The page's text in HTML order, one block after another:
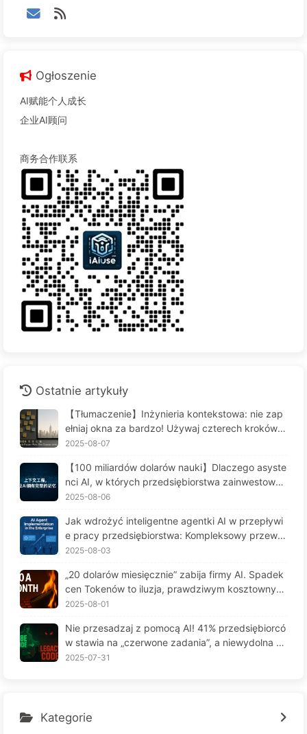
Ogłoszenie
AI赋能个人成长
企业AI顾问
商务合作联系
Ostatnie artykuły
【Tłumaczenie】Inżynieria kontekstowa: nie zap
ełniaj okna za bardzo! Używaj czterech kroków d
o zarządzania kontekstem, bądź czujny na zafał
ewnątrz — Uczymy się AI powoli 170
2025-08-07
【100 miliardów dolarów nauki】Dlaczego asyste
nci AI, w których przedsiębiorstwa zainwestował
y fortunę, cierpią na "amnezję" w kluczowych mo
wydajności? — Powoli ucz się AI 169
2025-08-06
Jak wdrożyć inteligentne agentki AI w przepływi
e pracy przedsiębiorstwa: Kompleksowy przewo
dnik wdrożenia na rok 2025 - Powoli ucz się AI16
2025-08-03
„20 dolarów miesięcznie” zabija firmy AI. Spadek
cen Tokenów to iluzja, prawdziwym kosztownym
jest twoja chciwość — powoli ucz się AI164
2025-08-01
Nie przesadzaj z pomocą AI! 41% przedsiębiorcó
w stawia na „czerwone zadania”, a niewydolna te
chnologia czyni pracowników jeszcze bardziej ni
2025-07-31
Kategorie